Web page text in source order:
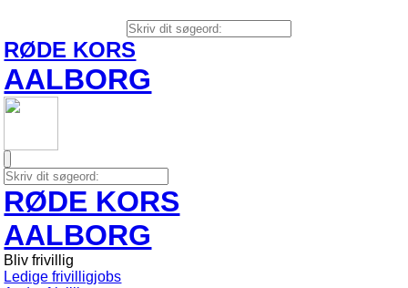
RØDE KORS
AALBORG
RØDE KORS
AALBORG
Bliv frivillig
Ledige frivilligjobs